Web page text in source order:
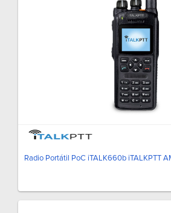
Radio Portátil PoC iTALK660b iTALKPTT